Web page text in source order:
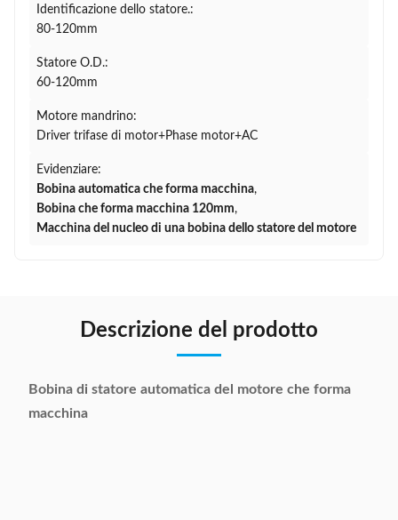
Identificazione dello statore.:
80-120mm
Statore O.D.:
60-120mm
Motore mandrino:
Driver trifase di motor+Phase motor+AC
Evidenziare:
Bobina automatica che forma macchina,
Bobina che forma macchina 120mm,
Macchina del nucleo di una bobina dello statore del motore
Descrizione del prodotto
Bobina di statore automatica del motore che forma
macchina